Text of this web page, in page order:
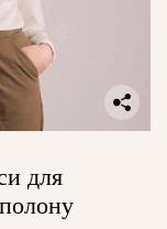
для